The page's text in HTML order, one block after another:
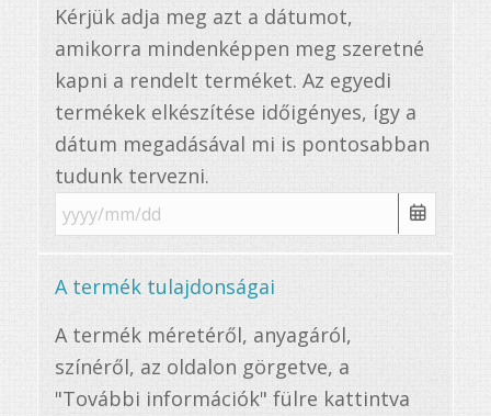
Kérjük adja meg azt a dátumot,
amikorra mindenképpen meg szeretné
kapni a rendelt terméket. Az egyedi
termékek elkészítése időigényes, így a
dátum megadásával mi is pontosabban
tudunk tervezni.
A termék tulajdonságai
A termék méretéről, anyagáról,
színéről, az oldalon görgetve, a
"További információk" fülre kattintva